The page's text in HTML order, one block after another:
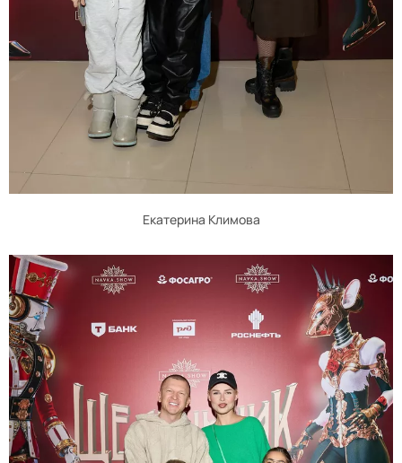
Екатерина Климова